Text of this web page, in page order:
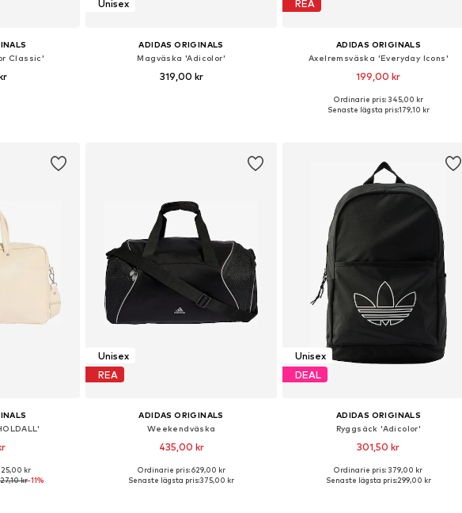
Classic'
Unisex
ADIDAS ORIGINALS
Magväska 'Adicolor'
319,00 kr
REA
ADIDAS ORIGINALS
Axelremsväska 'Everyday Icons'
199,00 kr
Tillgängliga storlekar: One Size
Ordinarie pris: 345,00 kr
Senaste lägsta pris:179,10 kr
One Size
kr
kr-11%
Unisex
REA
ADIDAS ORIGINALS
Weekendväska
435,00 kr
Tillgängliga storlekar: One Size
Ordinarie pris: 629,00 kr
Senaste lägsta pris:375,00 kr
Unisex
DEAL
ADIDAS ORIGINALS
Ryggsäck 'Adicolor'
301,50 kr
Tillgängliga storlekar: One Size
Ordinarie pris: 379,00 kr
Senaste lägsta pris:299,00 kr